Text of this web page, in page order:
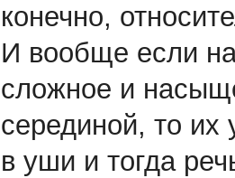
конечно,
И вообще если
сложное и
серединой, то их
в уши и тогда